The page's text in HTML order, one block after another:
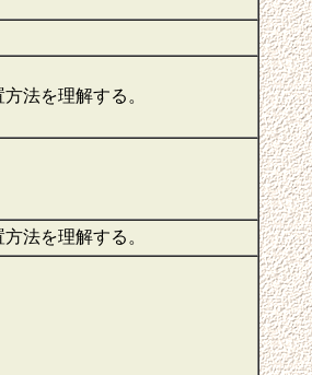
法を理解する。
法を理解する。